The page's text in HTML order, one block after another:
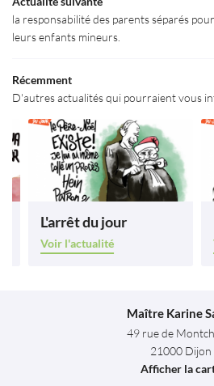
Actualités
ESPACE PRO
la responsabilité des parents séparés
leurs enfants mineurs.
Récemment
D'autres actualités qui pourraient vous
L'arrêt du jour
Voir l'actualité
Maître Karine
49 rue de
21000 Dijon
Afficher la